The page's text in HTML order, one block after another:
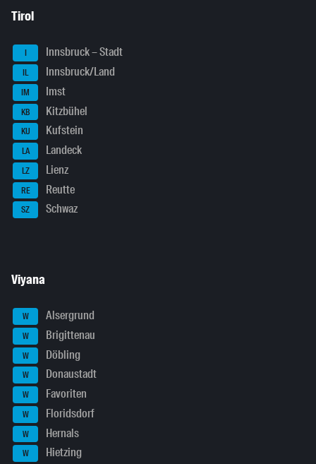
Tirol
I Innsbruck – Stadt
IL Innsbruck/Land
IM Imst
KB Kitzbühel
KU Kufstein
LA Landeck
LZ Lienz
RE Reutte
SZ Schwaz
Viyana
W Alsergrund
W Brigittenau
W Döbling
W Donaustadt
W Favoriten
W Floridsdorf
W Hernals
W Hietzing